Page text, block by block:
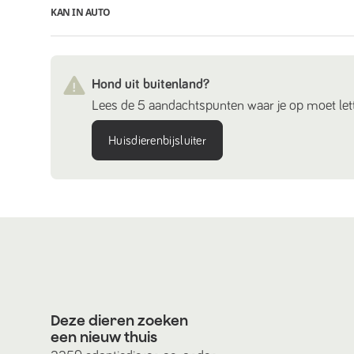
KAN IN AUTO
Hond uit buitenland?
Lees de 5 aandachtspunten waar je op moet
Huisdierenbijsluiter
Deze dieren zoeken
een nieuw thuis